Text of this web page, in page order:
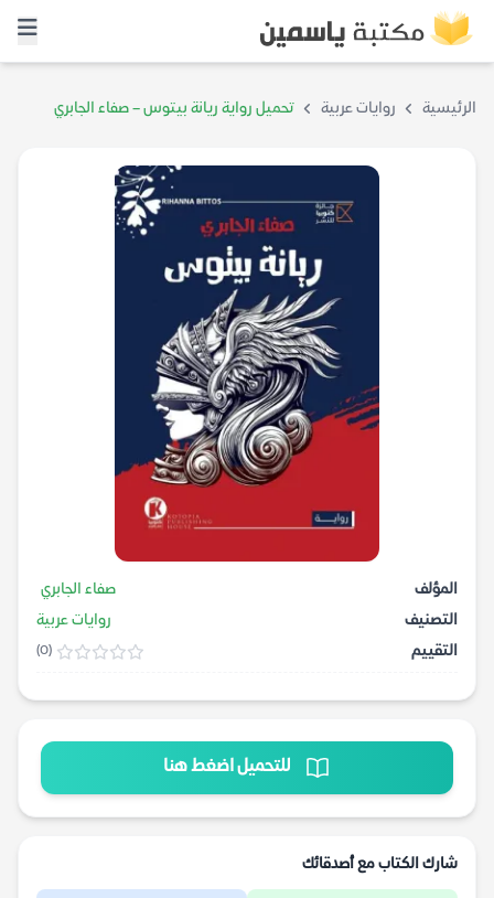
الرئيسية روايات عربية تحميل رواية ريانة بيتوس – صفاء الجابري
المؤلف
صفاء الجابري
التصنيف
روايات عربية
التقييم
(0)
للتحميل اضغط هنا
شارك الكتاب مع أصدقائك